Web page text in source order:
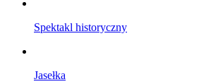
Spektakl historyczny
Jasełka